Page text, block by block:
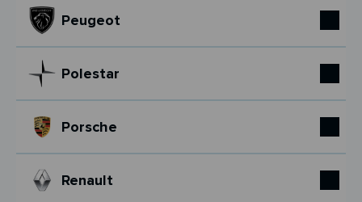
Peugeot
Polestar
Porsche
Renault